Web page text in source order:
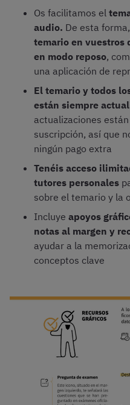
Os facilitamos el
audio. De esta forma,
temario en vuestros
en modo reposo,
una aplicación de
El temario y todos
están siempre
actualizaciones
suscripción, así que
ningún pago extra
Tenéis acceso
tutores personales
sobre el temario y la
Incluye apoyos
notas al margen y
ayudar a la
conceptos clave